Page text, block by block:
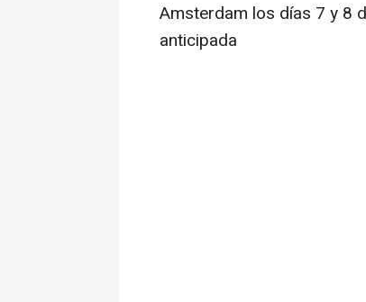
Amsterdam los días 7 y 8
anticipada